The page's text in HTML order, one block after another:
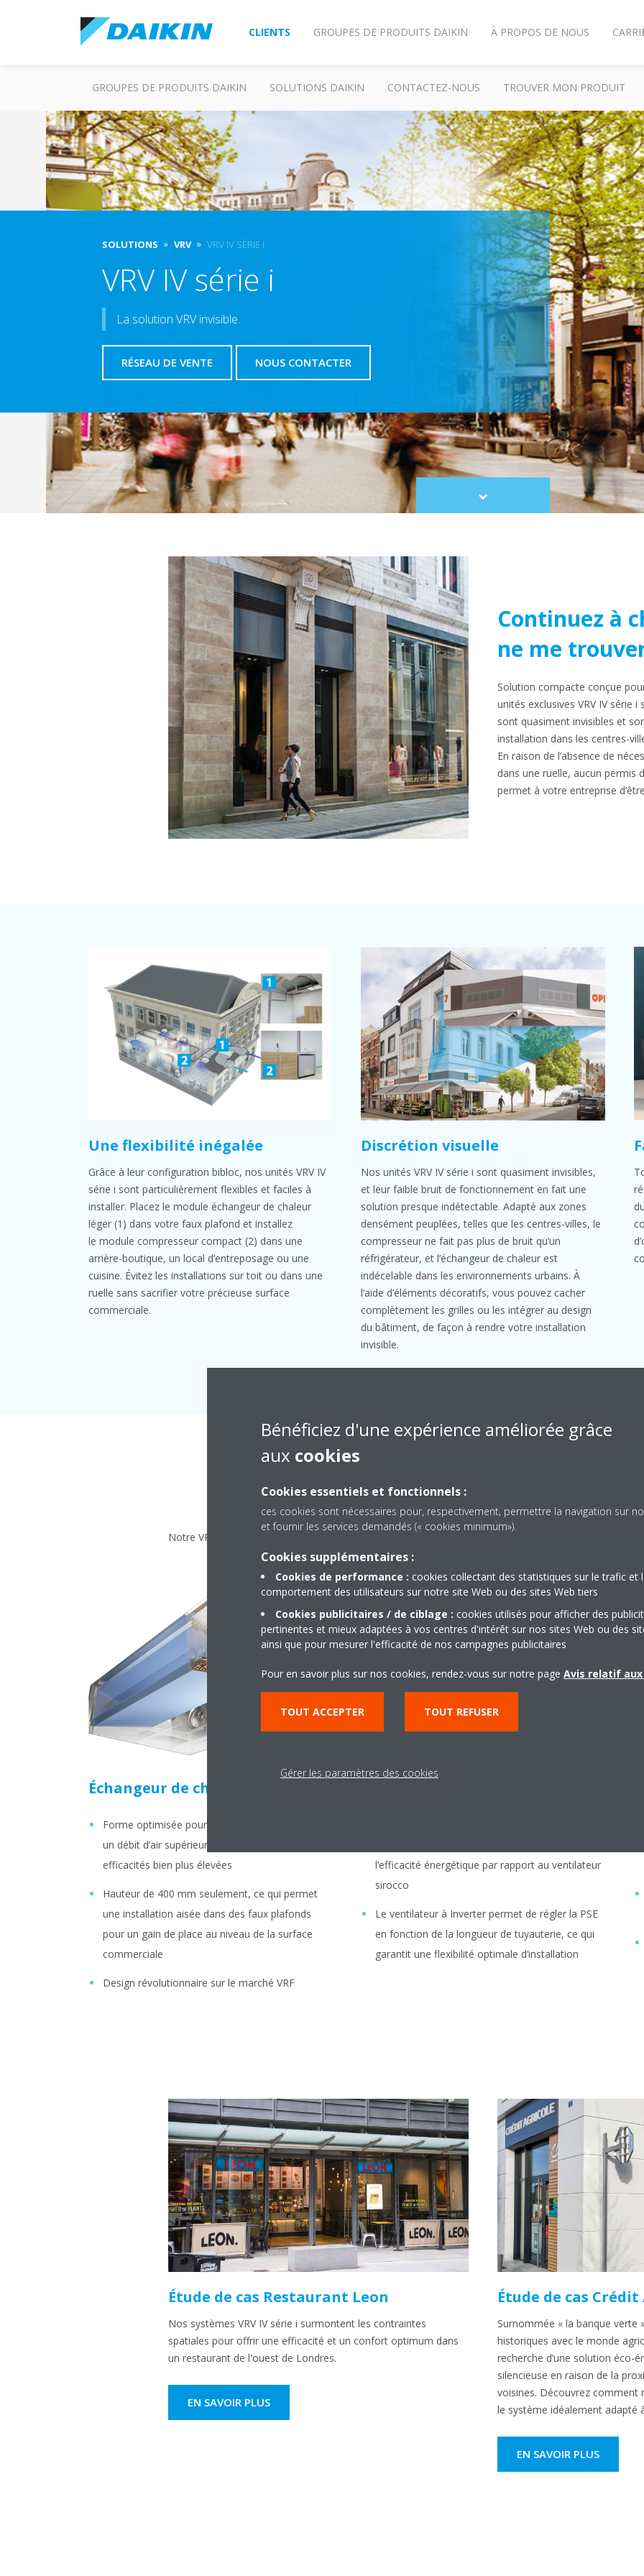
CLIENTS GROUPES DE PRODUITS DAIKIN À PROPOS DE NOUS
GROUPES DE PRODUITS DAIKIN SOLUTIONS DAIKIN CONTACTEZ-NOUS TROUVER MON PRODUIT
SOLUTIONS VRV VRV IV SÉRIE I
VRV IV série i
La solution VRV invisible.
RÉSEAU DE VENTE NOUS CONTACTER
Scroll
to
Continuez à
ne me
Solution compacte conçue
unités exclusives VRV IV série
sont quasiment invisibles et
installation dans les centres-
En raison de l’absence de
dans une ruelle, aucun permis
permet à votre entreprise
Une flexibilité inégalée
Grâce à leur configuration bibloc, nos unités VRV IV
série i sont particulièrement flexibles et faciles à
installer. Placez le module échangeur de chaleur
léger (1) dans votre faux plafond et installez
le module compresseur compact (2) dans une
arrière-boutique, un local d’entreposage ou une
cuisine. Évitez les installations sur toit ou dans une
ruelle sans sacrifier votre précieuse surface
commerciale.
Discrétion visuelle
Nos unités VRV IV série i sont quasiment invisibles,
et leur faible bruit de fonctionnement en fait une
solution presque indétectable. Adapté aux zones
densément peuplées, telles que les centres-villes, le
compresseur ne fait pas plus de bruit qu’un
réfrigérateur, et l’échangeur de chaleur est
indécelable dans les environnements urbains. À
l’aide d’éléments décoratifs, vous pouvez cacher
complètement les grilles ou les intégrer au design
du bâtiment, de façon à rendre votre installation
invisible.
Des technologies exclusives
Notre VRV IV série i est conçu avec trois technologies exclusives brevetées qui en font l’unité la plus
Échangeur de chaleur en V
Forme optimisée pour une pression statique et
un débit d’air supérieurs, résultant en des
efficacités bien plus élevées
Hauteur de 400 mm seulement, ce qui permet
une installation aisée dans des faux plafonds
pour un gain de place au niveau de la surface
commerciale
Design révolutionnaire sur le marché VRF
l’efficacité énergétique par rapport au ventilateur
sirocco
Le ventilateur à Inverter permet de régler la PSE
en fonction de la longueur de tuyauterie, ce qui
garantit une flexibilité optimale d’installation
Étude de cas Restaurant Leon
Nos systèmes VRV IV série i surmontent les contraintes
spatiales pour offrir une efficacité et un confort optimum dans
un restaurant de l'ouest de Londres.
EN SAVOIR PLUS
Étude de cas
Surnommée « la banque verte
historiques avec le monde
recherche d’une solution éco-
silencieuse en raison de la
voisines. Découvrez comment
le système idéalement adapté
EN SAVOIR PLUS
Bénéficiez d'une expérience améliorée grâce
aux cookies
Cookies essentiels et fonctionnels :
ces cookies sont nécessaires pour, respectivement, permettre la navigation sur
et fournir les services demandés (« cookies minimum»).
Cookies supplémentaires :
Cookies de performance : cookies collectant des statistiques sur le trafic et
comportement des utilisateurs sur notre site Web ou des sites Web tiers
Cookies publicitaires / de ciblage : cookies utilisés pour afficher des
pertinentes et mieux adaptées à vos centres d'intérêt sur nos sites Web ou des
ainsi que pour mesurer l'efficacité de nos campagnes publicitaires
Pour en savoir plus sur nos cookies, rendez-vous sur notre page Avis relatif
TOUT ACCEPTER TOUT REFUSER
Gérer les paramètres des cookies